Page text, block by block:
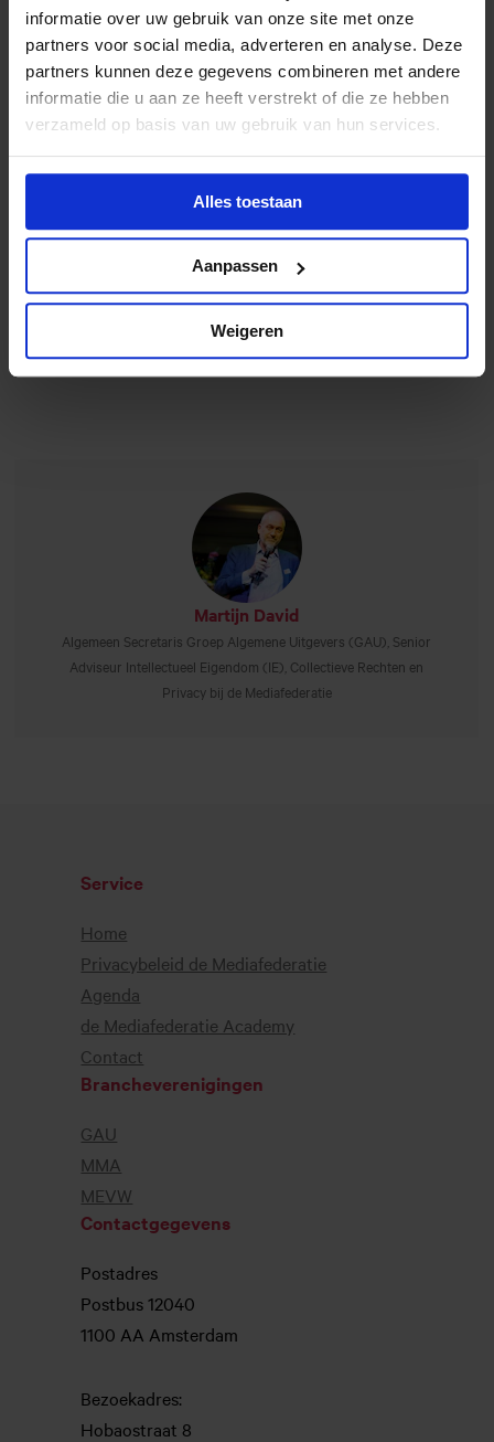
informatie over uw gebruik van onze site met onze
partners voor social media, adverteren en analyse. Deze
partners kunnen deze gegevens combineren met andere
informatie die u aan ze heeft verstrekt of die ze hebben
verzameld op basis van uw gebruik van hun services.
Alles toestaan
Aanpassen
Weigeren
Ook de opt-out wetgeving wordt beperkt tot robot.txt
terwijl o.a. de Europese richtlijn uit 2019 (waarin de zgn.
TDM-exceptie is opgenomen) veel meer ruimte schept voor
opt-out. Dat toegang tot bestanden rechtmatig moet zijn
(dus geen illegale content) wordt ook afgezwakt.
Deze coalitie heeft liever geen Code of Practice dan deze.
Het is aan de Europese Commissie en de lidstaten om nu in
te grijpen en deze Code of Practice geen praktijk te laten
worden. Dat is de inzet van velen in de creatieve industrie.
Martijn David
Algemeen Secretaris Groep Algemene Uitgevers (GAU), Senior
Adviseur Intellectueel Eigendom (IE), Collectieve Rechten en
Privacy bij de Mediafederatie
Service
Home
Privacybeleid de Mediafederatie
Agenda
de Mediafederatie Academy
Contact
Brancheverenigingen
GAU
MMA
MEVW
Contactgegevens
Postadres
Postbus 12040
1100 AA Amsterdam
Bezoekadres:
Hobaostraat 8